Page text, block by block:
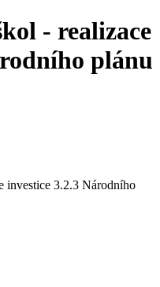
- realizace
plánu
investice 3.2.3 Národního